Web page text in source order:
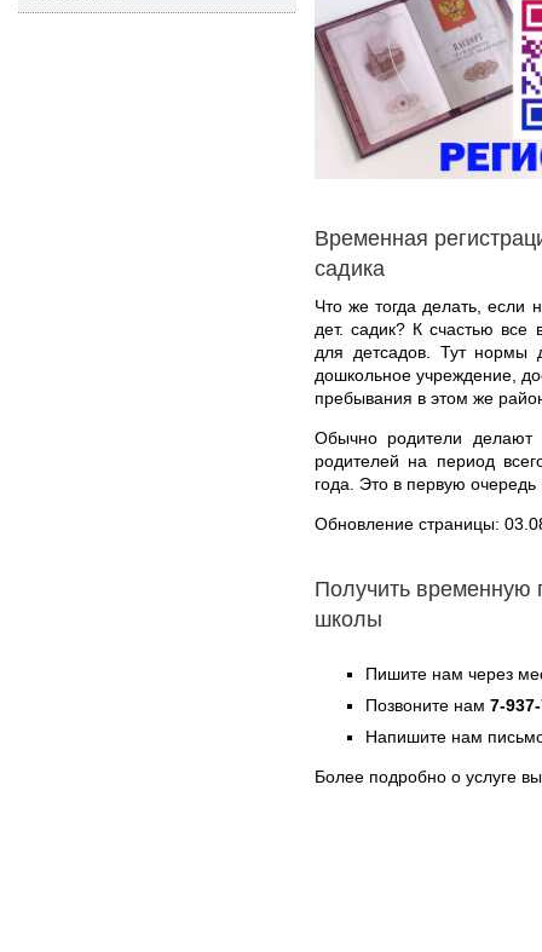
Временная
садика
Что же тогда делать, если
дет. садик? К счастью все
для детсадов. Тут нормы
дошкольное учреждение,
пребывания в этом же
Обычно родители делают
родителей на период
года. Это в первую
Обновление страницы:
Получить временную
школы
Пишите нам через
Позвоните нам 7-
Напишите нам
Более подробно о услуге